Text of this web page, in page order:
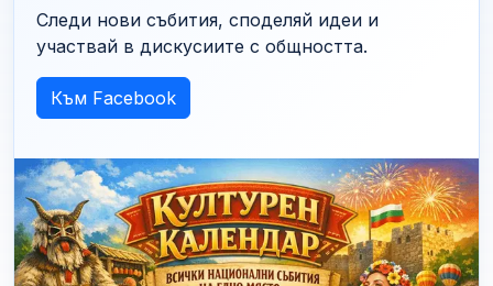
Следи нови събития, споделяй идеи и
участвай в дискусиите с общността.
Към Facebook